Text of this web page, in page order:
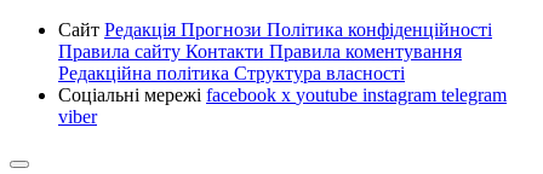
Сайт Редакція Прогнози Політика конфіденційності
Правила сайту Контакти Правила коментування
Редакційна політика Структура власності
Соціальні мережі facebook x youtube instagram telegram
viber